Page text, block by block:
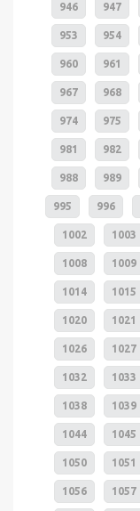
946 947
953 954
960 961
967 968
974 975
981 982
988 989
995 996
1002 1003
1008 1009
1014 1015
1020 1021
1026 1027
1032 1033
1038 1039
1044 1045
1050 1051
1056 1057